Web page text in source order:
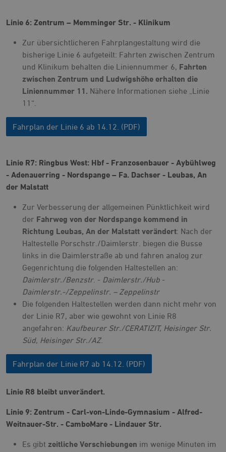
Linie 6: Zentrum – Memminger Str. - Klinikum
Zur übersichtlicheren Fahrplangestaltung wird die
bisherige Linie 6 aufgeteilt: Fahrten zwischen Zentrum
und Klinikum behalten die Liniennummer 6, Fahrten
zwischen Zentrum und Ludwigshöhe erhalten die
Liniennummer 11. Nähere Informationen siehe „Linie
11“.
Fahrplan der Linie 6 ab 14.12. (PDF)
Linie R7: Ringbus West: Hbf - Franzosenbauer - Aybühlweg
- Adenauerring - Nordspange – Fa. Dachser - Leubas, An
der Malstatt
Zur Verbesserung der allgemeinen Pünktlichkeit wird
der Fahrweg von der Nordspange kommend in
Richtung Leubas, An der Malstatt verändert: Nach der
Haltestelle Porschstr./Daimlerstr. biegen die Busse
links in die Daimlerstraße ab und fahren analog zur
Gegenrichtung die folgenden Haltestellen an:
Daimlerstr./Benzstr. - Daimlerstr./Hub -
Daimlerstr.-/Zeppelinstr. – Zeppelinstr
Die folgenden Haltestellen werden dann nicht mehr von
der Linie R7, aber wie gewohnt von Linie R8
angefahren: Kaufbeurer Str./CERATIZIT, Heisinger Str.
Süd, Heisinger Str./AZ.
Fahrplan der Linie R7 ab 14.12. (PDF)
Linie R8 bleibt unverändert.
Linie 9: Zentrum - Carl-von-Linde-Gymnasium - Alfred-
Weitnauer-Str. - CamboMare - Lindauer Str.
Es gibt zeitliche Verschiebungen im wenige Minuten im